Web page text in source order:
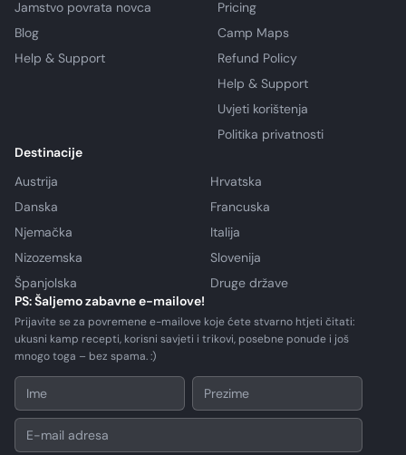
Jamstvo povrata novca
Blog
Help & Support
Pricing
Camp Maps
Refund Policy
Help & Support
Uvjeti korištenja
Politika privatnosti
Destinacije
Austrija
Hrvatska
Danska
Francuska
Njemačka
Italija
Nizozemska
Slovenija
Španjolska
Druge države
PS: Šaljemo zabavne e-mailove!
Prijavite se za povremene e-mailove koje ćete stvarno htjeti čitati:
ukusni kamp recepti, korisni savjeti i trikovi, posebne ponude i još
mnogo toga – bez spama. :)